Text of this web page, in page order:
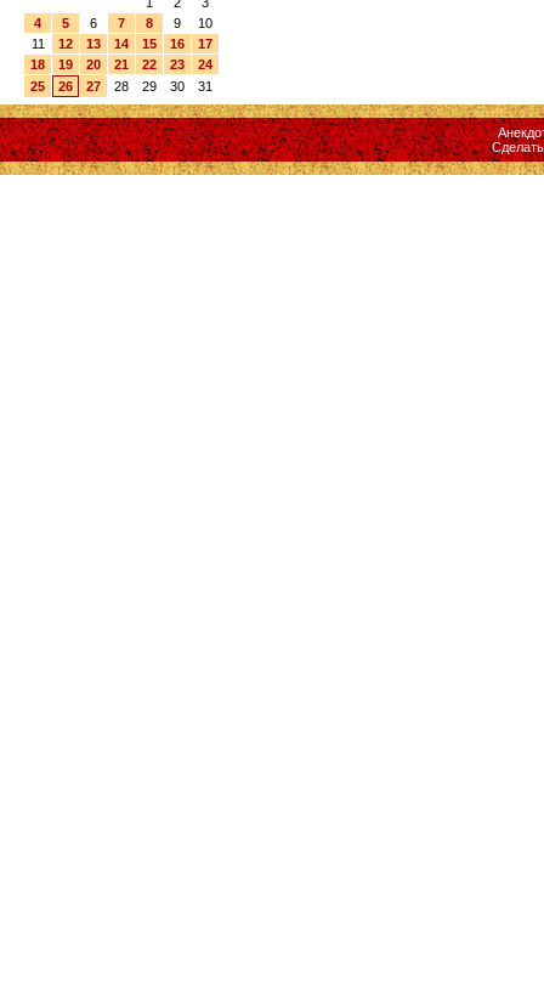
4
5 6 7 8 9
10
11
12 13 14 15 16
17
18
19 20 21 22 23
24
25
26 27 28 29 30 31